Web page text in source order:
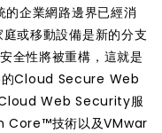
企業網路邊界已經消
或移動設備是新的分支
全性將被重構，這就是
的Cloud Secure Web
Web Security服
Core™技術以及VMwar